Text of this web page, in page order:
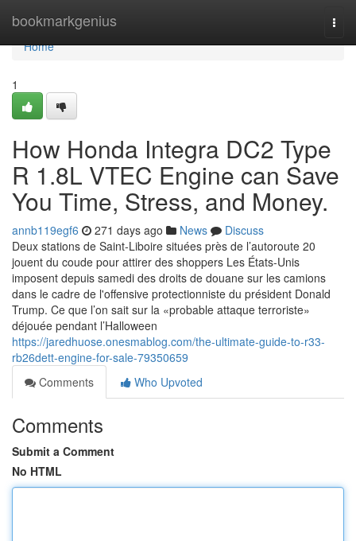
bookmarkgenius
Home
Home
1
How Honda Integra DC2 Type
R 1.8L VTEC Engine can Save
You Time, Stress, and Money.
annb119egf6 271 days ago News
Discuss
Deux stations de Saint-Liboire situées près de l’autoroute 20
jouent du coude pour attirer des shoppers Les États-Unis
imposent depuis samedi des droits de douane sur les camions
dans le cadre de l'offensive protectionniste du président Donald
Trump. Ce que l’on sait sur la «probable attaque terroriste»
déjouée pendant l’Halloween
https://jaredhuose.onesmablog.com/the-ultimate-guide-to-r33-
rb26dett-engine-for-sale-79350659
Comments
Who Upvoted
Comments
Submit a Comment
No HTML